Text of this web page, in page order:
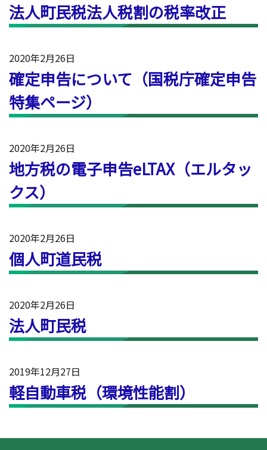
法人町民税法人税割の税率改正
2020年2月26日
確定申告について（国税庁確定申告
特集ページ）
2020年2月26日
地方税の電子申告eLTAX（エルタッ
クス）
2020年2月26日
個人町道民税
2020年2月26日
法人町民税
2019年12月27日
軽自動車税（環境性能割）